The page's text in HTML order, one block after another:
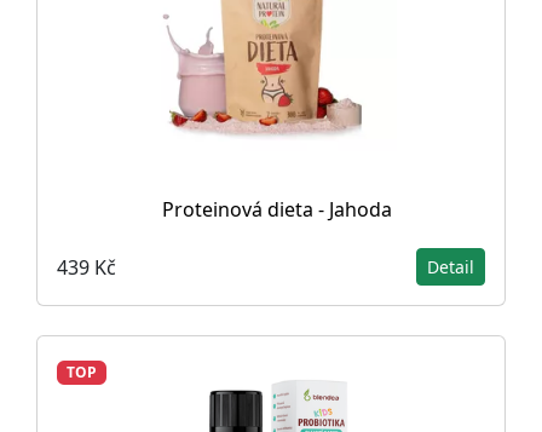
Proteinová dieta - Jahoda
439 Kč Detail
TOP